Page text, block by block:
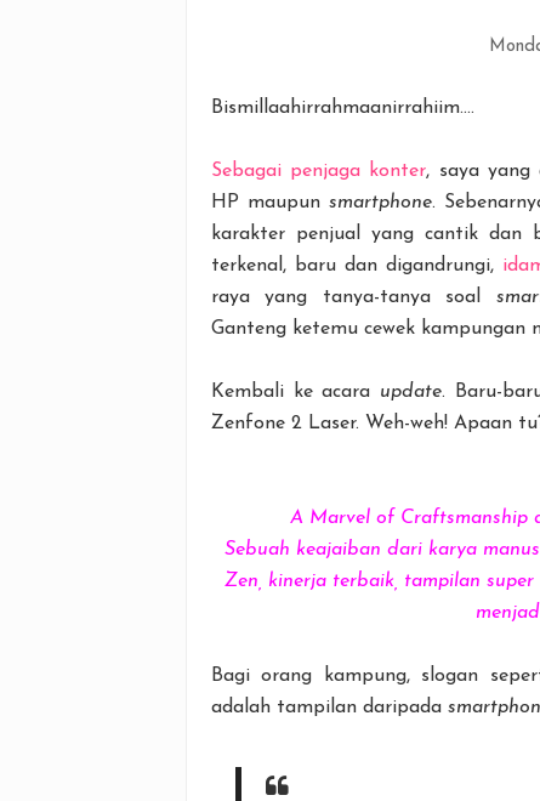
Bismillaahirrahmaanirrahiim....
Sebagai penjaga konter, saya yang
HP maupun smartphone.
karakter penjual yang cantik
terkenal, baru dan digandrungi,
raya yang tanya-tanya soal
Ganteng ketemu cewek kampungan
Kembali ke acara update. Baru-
Zenfone 2 Laser. Weh-weh! Apaan
A Marvel of Craftsmanship
Sebuah keajaiban dari karya
Zen, kinerja terbaik, tampilan
Bagi orang kampung, slogan
adalah tampilan daripada